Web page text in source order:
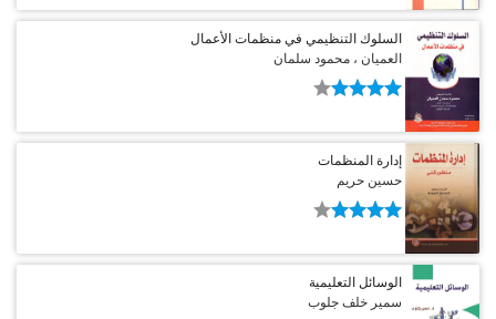
السلوك التنظيمي في منظمات الأعمال
العميان ، محمود سلمان
إدارة المنظمات
حسين حريم
الوسائل التعليمية
سمير خلف جلوب